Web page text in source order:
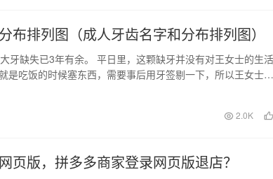
布排列图（成人牙齿名字和分布排列图）
牙缺失已3年有余。 平日里，这颗缺牙并没有对王女士的生活
是吃饭的时候塞东西，需要事后用牙签剔一下，所以王女士也
2.0K
页版，拼多多商家登录网页版退店？